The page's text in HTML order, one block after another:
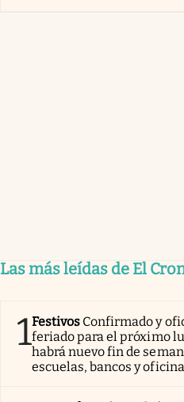
Las más leídas de El
1Festivos Confirmado y
feriado para el próximo
habrá nuevo fin de
escuelas, bancos y